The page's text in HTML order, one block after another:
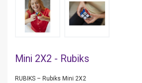
Mini 2X2 - Rubiks
RUBIKS – Rubiks Mini 2X2